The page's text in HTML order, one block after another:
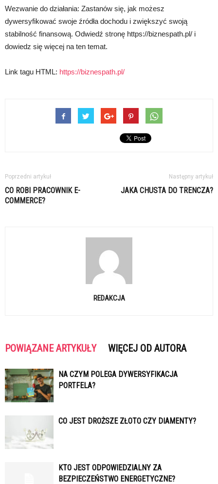
Wezwanie do działania: Zastanów się, jak możesz
dywersyfikować swoje źródła dochodu i zwiększyć swoją
stabilność finansową. Odwiedź stronę https://biznespath.pl/ i
dowiedz się więcej na ten temat.
Link tagu HTML: https://biznespath.pl/
Poprzedni artykuł
CO ROBI PRACOWNIK E-
COMMERCE?
Następny artykuł
JAKA CHUSTA DO TRENCZA?
REDAKCJA
POWIĄZANE ARTYKUŁY WIĘCEJ OD AUTORA
NA CZYM POLEGA DYWERSYFIKACJA
PORTFELA?
CO JEST DROŻSZE ZŁOTO CZY DIAMENTY?
KTO JEST ODPOWIEDZIALNY ZA
BEZPIECZEŃSTWO ENERGETYCZNE?